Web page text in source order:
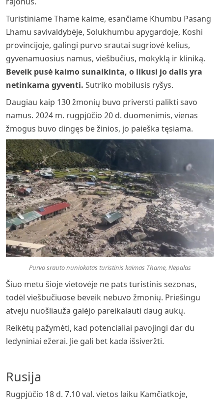
Turistiniame Thame kaime, esančiame Khumbu Pasang
Lhamu savivaldybėje, Solukhumbu apygardoje, Koshi
provincijoje, galingi purvo srautai sugriovė kelius,
gyvenamuosius namus, viešbučius, mokyklą ir kliniką.
Beveik pusė kaimo sunaikinta, o likusi jo dalis yra
netinkama gyventi. Sutriko mobilusis ryšys.
Daugiau kaip 130 žmonių buvo priversti palikti savo
namus. 2024 m. rugpjūčio 20 d. duomenimis, vienas
žmogus buvo dingęs be žinios, jo paieška tęsiama.
Purvo srauto nuniokotas turistinis kaimas Thame, Nepalas
Šiuo metu šioje vietovėje ne pats turistinis sezonas,
todėl viešbučiuose beveik nebuvo žmonių. Priešingu
atveju nuošliauža galėjo pareikalauti daug aukų.
Reikėtų pažymėti, kad potencialiai pavojingi dar du
ledyniniai ežerai. Jie gali bet kada išsiveržti.
Rusija
Rugpjūčio 18 d. 7.10 val. vietos laiku Kamčiatkoje,